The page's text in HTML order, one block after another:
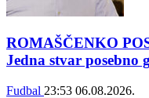
ROMAŠČENKO
Jedna stvar posebno
Fudbal 23:53 06.08.2026.